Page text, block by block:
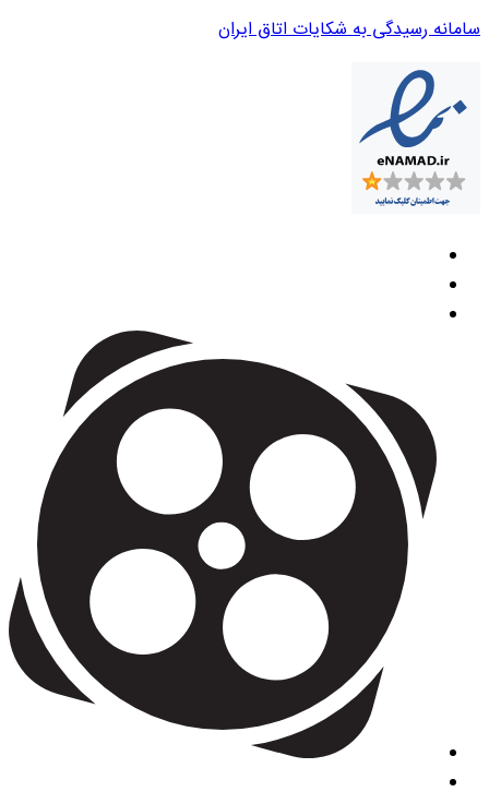
سامانه رسیدگی به شکایات اتاق ایران